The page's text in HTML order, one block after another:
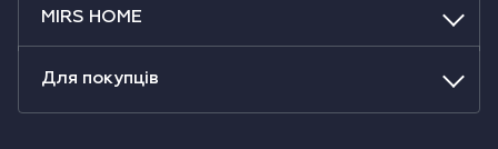
Холодильники
Духові шафи
MIRS HOME
Для покупців